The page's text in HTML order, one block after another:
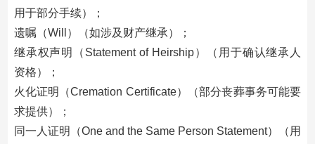
用于部分手续）；
遗嘱（Will）（如涉及财产继承）；
继承权声明（Statement of Heirship）（用于确认继承人
资格）；
火化证明（Cremation Certificate）（部分丧葬事务可能要
求提供）；
同一人证明（One and the Same Person Statement）（用